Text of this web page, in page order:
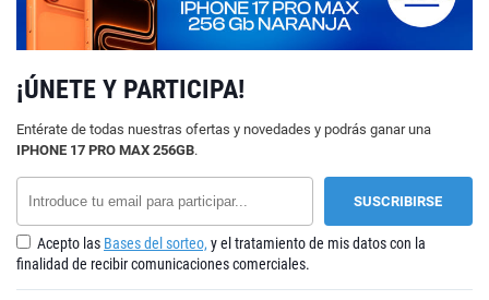
¡ÚNETE Y PARTICIPA!
Entérate de todas nuestras ofertas y novedades y podrás ganar una
IPHONE 17 PRO MAX 256GB.
Acepto las Bases del sorteo, y el tratamiento de mis datos con la
finalidad de recibir comunicaciones comerciales.